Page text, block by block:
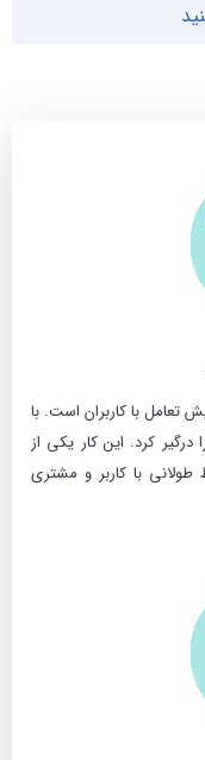
تعامل با کاربران است. با
درگیر کرد. این کار یکی از
با کاربر و مشتری